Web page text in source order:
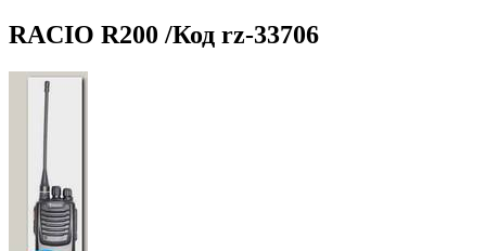
RACIO R200 /Код rz-33706